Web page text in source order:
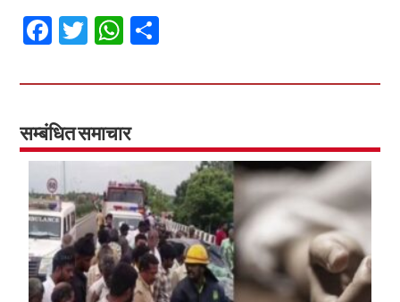
Fa
ce
b
o
o
k
T
wi
tt
er
W
h
at
sA
p
p
ar
सम्बंधित समाचार